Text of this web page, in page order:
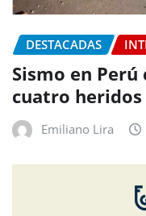
DESTACADAS
Sismo en
cuatro heridos
Emiliano Lira